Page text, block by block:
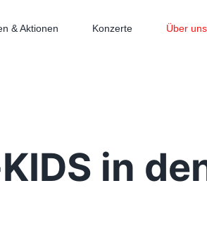
& Aktionen Konzerte Über uns
in